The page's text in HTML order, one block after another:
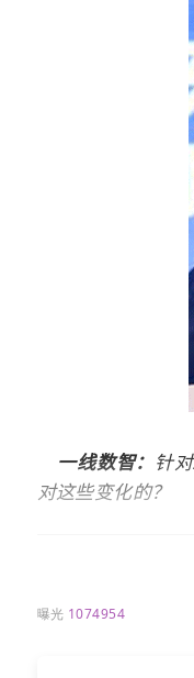
一线数智： 针
对这些变化的？
疫情刚
情，正当我们要
了。全球经济衰
曝光 1074954